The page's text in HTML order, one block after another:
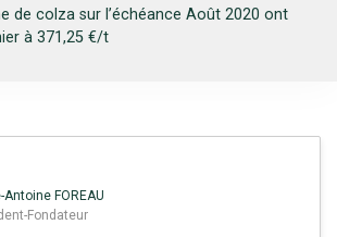
de colza sur l’échéance Août 2020 ont
à 371,25 €/t
Antoine FOREAU
Fondateur